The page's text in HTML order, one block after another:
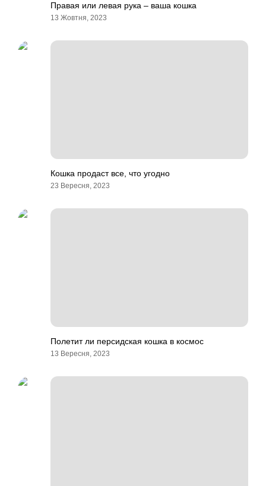
Правая или левая рука – ваша кошка
13 Жовтня, 2023
Кошка продаст все, что угодно
23 Вересня, 2023
Полетит ли персидская кошка в космос
13 Вересня, 2023